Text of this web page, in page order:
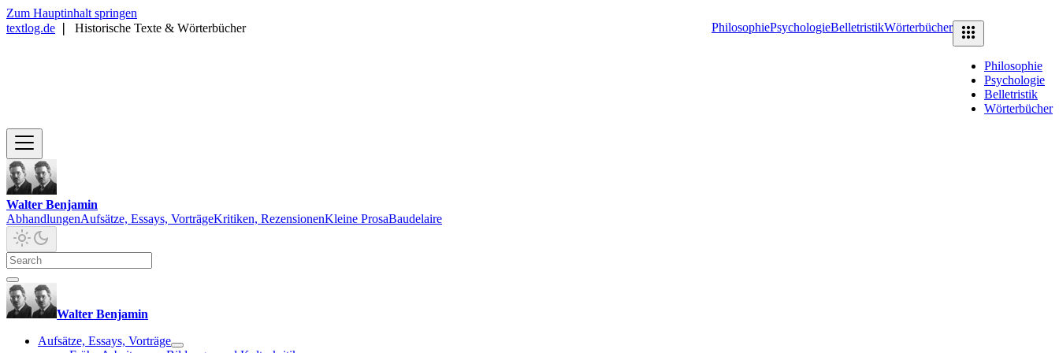
Zum Hauptinhalt springen
textlog.de
Historische Texte & Wörterbücher PhilosophiePsychologieBelletristikWörterbücher
Philosophie
Psychologie
Belletristik
Wörterbücher
Walter Benjamin
AbhandlungenAufsätze, Essays, VorträgeKritiken, RezensionenKleine ProsaBaudelaire
Walter Benjamin
Aufsätze, Essays, Vorträge